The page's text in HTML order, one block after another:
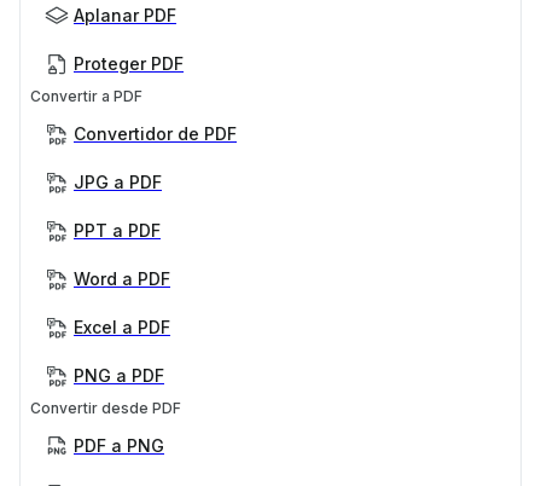
Aplanar PDF
Proteger PDF
Convertir a PDF
Convertidor de PDF
JPG a PDF
PPT a PDF
Word a PDF
Excel a PDF
PNG a PDF
Convertir desde PDF
PDF a PNG